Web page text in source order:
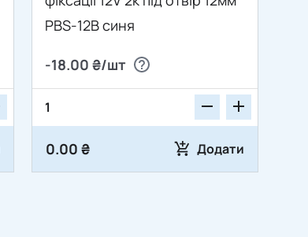
PBS-12B синя
-18.00 ₴/шт
0.00 ₴ Додати